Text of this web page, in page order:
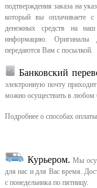
подтверждения заказа на
который вы оплачиваете
денежных средств на
информацию. Оригиналы
передаются Вам с посылкой.
Банковский
электронную почту
можно осуществить в любом
Подробнее о способах
Курьером. Мы
для нас и для Вас время.
с понедельника по пятницу.